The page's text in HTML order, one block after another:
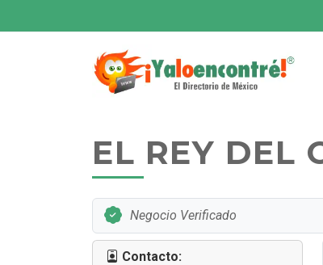
EL REY DEL
Negocio Verificado
Contacto: